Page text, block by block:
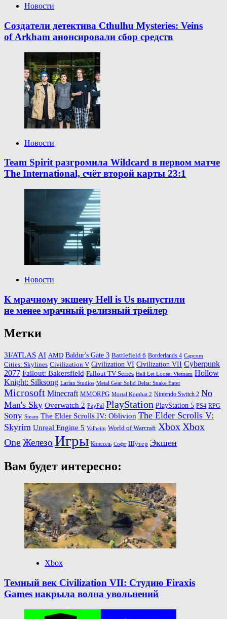
Новости
Создатели детектива Cthulhu Mysteries: Veins
of Arkham анонсировали сбор средств
Новости
Team Spirit разгромила Wildcard в первом матче
The International, счёт второй карты 23:1
Новости
К мрачному экшену Hell is Us выпустили
не менее мрачный релизный трейлер
Метки
3I/ATLAS AI AMD Baldur's Gate 3 Battlefield 6 Borderlands 4 Capcom
Cities: Skylines Civilization V Civilization VI Civilization VII Cyberpunk
2077 Fallout: Bakersfield Fallout TV Series Hell Let Loose: Vietnam Hollow
Knight: Silksong Larian Studios Metal Gear Solid Delta: Snake Eater
Microsoft Minecraft MMORPG Mortal Kombat 2 Nintendo Switch 2 No
Man's Sky Overwatch 2 PayPal PlayStation PlayStation 5 PS4 RPG
Sony Steam The Elder Scrolls IV: Oblivion The Elder Scrolls V:
Skyrim Unreal Engine 5 Valheim World of Warcraft Xbox Xbox
OneЖелезо Игры Консоль Софт Шутер Экшен
Вам будет интересно:
Xbox
Темный век Civilization VII: Студию Firaxis
Games накрыла волна увольнений